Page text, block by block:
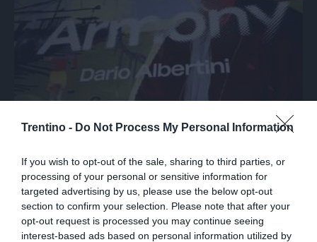
Trentino - Do Not Process My Personal Information
If you wish to opt-out of the sale, sharing to third parties, or
processing of your personal or sensitive information for
targeted advertising by us, please use the below opt-out
section to confirm your selection. Please note that after your
opt-out request is processed you may continue seeing
interest-based ads based on personal information utilized by
SPETTACOLO
Armony, Mastandrea diretto da Albertini
presenta la sua famiglia diversa ma felice